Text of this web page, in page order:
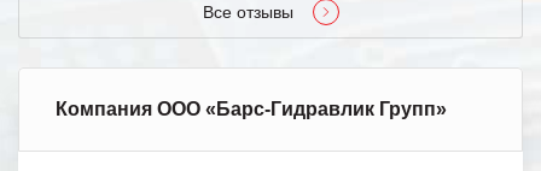
Все отзывы
Компания ООО «Барс-Гидравлик Групп»